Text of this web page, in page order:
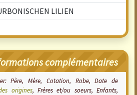
LILIEN
complémentaires
Père, Mère, Cotation, Robe, Date de
origines, Frères et/ou soeurs, Enfants,